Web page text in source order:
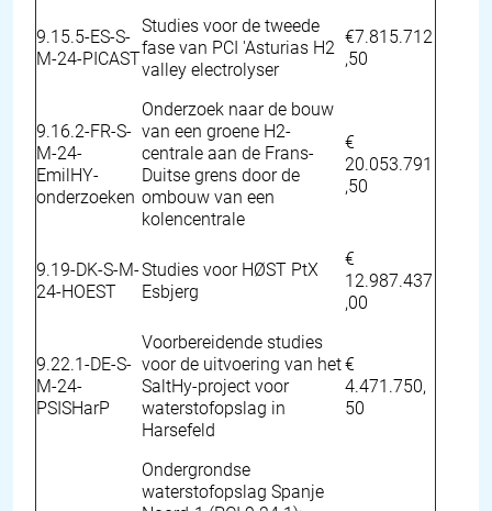
9.15.5-ES-S-
M-24-PICAST
Studies voor de tweede
fase van PCI 'Asturias H2
valley electrolyser
€7.815.712
,50
9.16.2-FR-S-
M-24-
EmilHY-
onderzoeken
Onderzoek naar de bouw
van een groene H2-
centrale aan de Frans-
Duitse grens door de
ombouw van een
kolencentrale
€
20.053.791
,50
9.19-DK-S-M-
24-HOEST
Studies voor HØST PtX
Esbjerg
€
12.987.437
,00
9.22.1-DE-S-
M-24-
PSISHarP
Voorbereidende studies
voor de uitvoering van het
SaltHy-project voor
waterstofopslag in
Harsefeld
€
4.471.750,
50
Ondergrondse
waterstofopslag Spanje